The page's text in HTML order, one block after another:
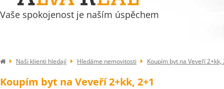
Vaše spokojenost je naším úspěchem
Naši klienti hledají Hledáme nemovitosti Koupím byt na Veveří 2+kk,
Koupím byt na Veveří 2+kk, 2+1